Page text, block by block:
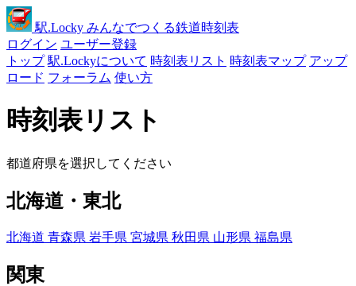
駅.Locky みんなでつくる鉄道時刻表
ログイン ユーザー登録
トップ 駅.Lockyについて 時刻表リスト 時刻表マップ アップ
ロード フォーラム 使い方
時刻表リスト
都道府県を選択してください
北海道・東北
北海道 青森県 岩手県 宮城県 秋田県 山形県 福島県
関東